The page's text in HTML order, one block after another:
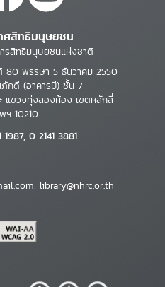
ศสิทธิมนุษยชน
รสิทธิมนุษยชนแห่งชาติ
80 พรรษา 5 ธันวาคม 2550
ภักดี (อาคารบี) ชั้น 7
แขวงทุ่งสองห้อง เขตหลักสี่
ฯ 10210
1987, 0 2141 3881
library@nhrc.or.th